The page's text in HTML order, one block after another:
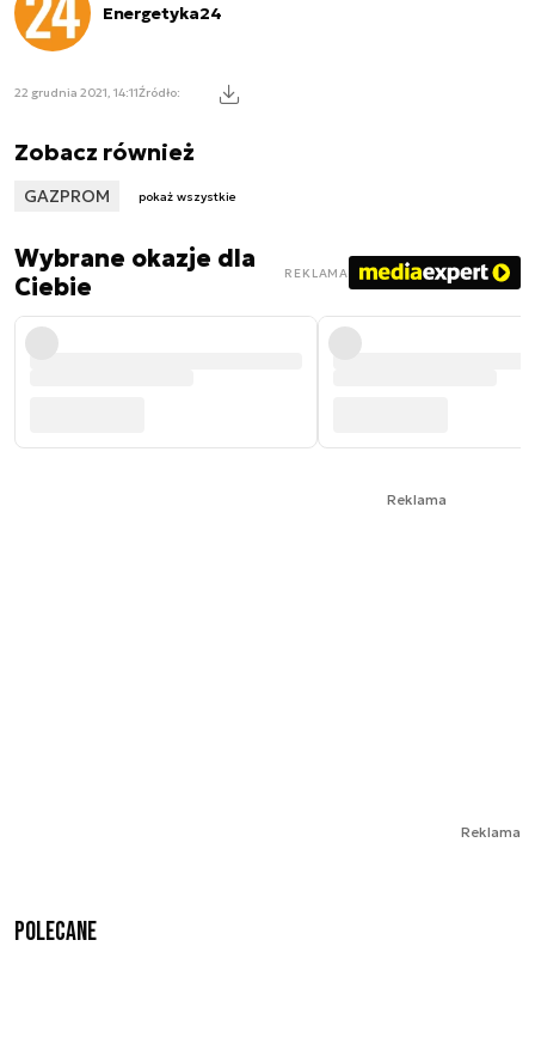
Energetyka24
22 grudnia 2021, 14:11Źródło:
Zobacz również
GAZPROM pokaż wszystkie
Wybrane okazje dla
Ciebie
REKLAMA
Reklama
Reklama
Polecane